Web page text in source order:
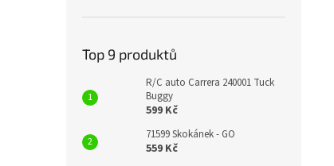
Top 9 produktů
R/C auto Carrera 240001 Tuck
Buggy
599 Kč
71599 Skokánek - GO
559 Kč